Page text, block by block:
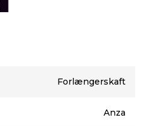
Forlængerskaft
Anza